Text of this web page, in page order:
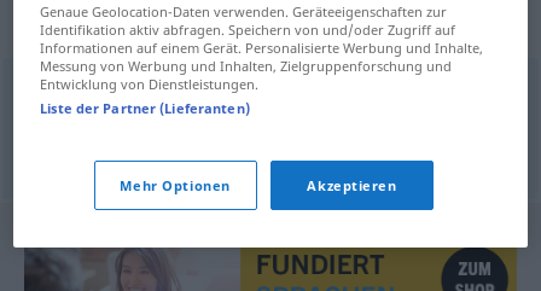
Synonyme für "Stier"
Bulle
© OpenThesaurus.de
Genaue Geolocation-Daten verwenden. Geräteeigenschaften zur
Identifikation aktiv abfragen. Speichern von und/oder Zugriff auf
Informationen auf einem Gerät. Personalisierte Werbung und Inhalte,
Messung von Werbung und Inhalten, Zielgruppenforschung und
Entwicklung von Dienstleistungen.
Liste der Partner (Lieferanten)
Mehr Optionen Akzeptieren